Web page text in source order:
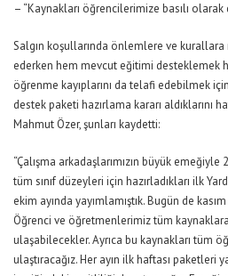
– “Kaynakları öğrencilerimize basılı olarak
Salgın koşullarında önlemlere ve
ederken hem mevcut eğitimi desteklemek
öğrenme kayıplarını da telafi edebilmek
destek paketi hazırlama kararı aldıklarını
Mahmut Özer, şunları kaydetti:
“Çalışma arkadaşlarımızın büyük emeğiyle
tüm sınıf düzeyleri için hazırladıkları ilk
ekim ayında yayımlamıştık. Bugün de
Öğrenci ve öğretmenlerimiz tüm
ulaşabilecekler. Ayrıca bu kaynakları tüm
ulaştıracağız. Her ayın ilk haftası paketleri